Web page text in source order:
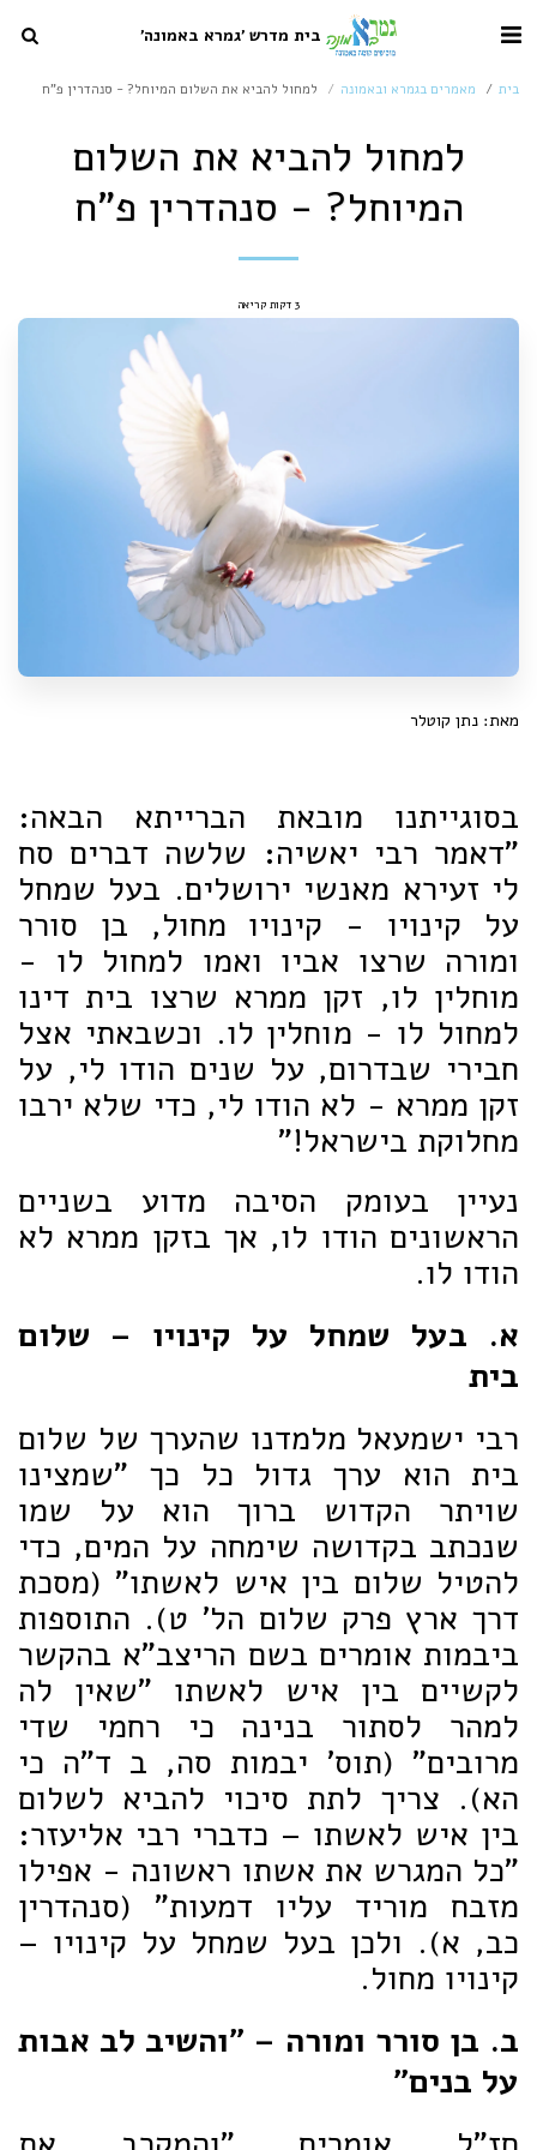
בית מדרש 'גמרא באמונה'
בית מאמרים בגמרא ובאמונה למחול להביא את השלום המיוחל? - סנהדרין פ"ח
למחול להביא את השלום
המיוחל? - סנהדרין פ"ח
3 דקות קריאה
מאת: נתן קוטלר
בסוגייתנו מובאת הברייתא הבאה:
"דאמר רבי יאשיה: שלשה דברים סח
לי זעירא מאנשי ירושלים. בעל שמחל
על קינויו - קינויו מחול, בן סורר
ומורה שרצו אביו ואמו למחול לו -
מוחלין לו, זקן ממרא שרצו בית דינו
למחול לו - מוחלין לו. וכשבאתי אצל
חבירי שבדרום, על שנים הודו לי, על
זקן ממרא - לא הודו לי, כדי שלא ירבו
מחלוקת בישראל!"
נעיין בעומק הסיבה מדוע בשניים
הראשונים הודו לו, אך בזקן ממרא לא
הודו לו.
א. בעל שמחל על קינויו – שלום
בית
רבי ישמעאל מלמדנו שהערך של שלום
בית הוא ערך גדול כל כך "שמצינו
שויתר הקדוש ברוך הוא על שמו
שנכתב בקדושה שימחה על המים, כדי
להטיל שלום בין איש לאשתו" (מסכת
דרך ארץ פרק שלום הל' ט). התוספות
ביבמות אומרים בשם הריצב"א בהקשר
לקשיים בין איש לאשתו "שאין לה
למהר לסתור בנינה כי רחמי שדי
מרובים" (תוס' יבמות סה, ב ד"ה כי
הא). צריך לתת סיכוי להביא לשלום
בין איש לאשתו – כדברי רבי אליעזר:
"כל המגרש את אשתו ראשונה - אפילו
מזבח מוריד עליו דמעות" (סנהדרין
כב, א). ולכן בעל שמחל על קינויו –
קינויו מחול.
ב. בן סורר ומורה – "והשיב לב אבות
על בנים"